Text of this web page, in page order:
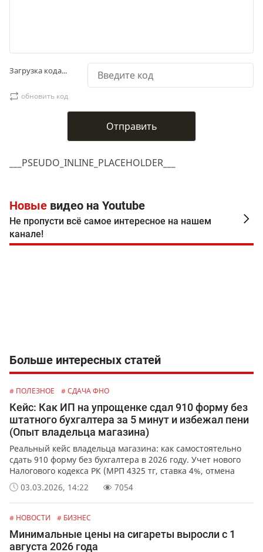
___PSEUDO_INLINE_PLACEHOLDER___
Загрузка кода...
обновить код
Новые видео на Youtube
Не пропусти всё самое интересное на нашем
канале!
Больше интересных статей
# ПОЛЕЗНОЕ # СДАЧА ФНО
Кейс: Как ИП на упрощенке сдал 910 форму без
штатного бухгалтера за 5 минут и избежал пени
(Опыт владельца магазина)
Реальный кейс владельца магазина: как самостоятельно
сдать 910 форму без бухгалтера в 2026 году. Учет нового
Налогового кодекса РК (МРП 4325 тг, ставка 4%, отмена
соцналога). Избегаем блокировки счетов и пени.
03.03.2026, 14:22 7054
# НОВОСТИ # БИЗНЕС
Минимальные цены на сигареты выросли с 1
августа 2026 года